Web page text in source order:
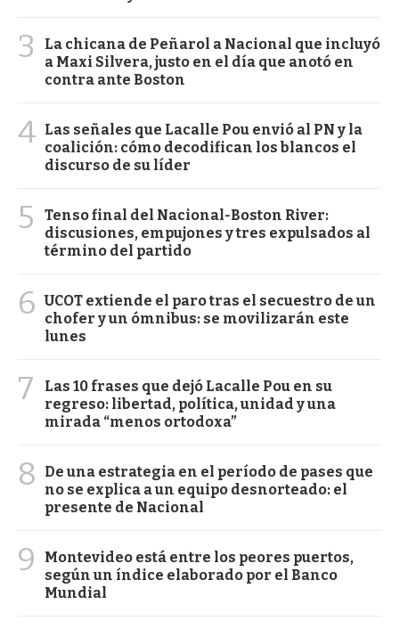
3
La chicana de Peñarol a Nacional que incluyó
a Maxi Silvera, justo en el día que anotó en
contra ante Boston
4 Las señales que Lacalle Pou envió al PN y la
coalición: cómo decodifican los blancos el
discurso de su líder
5
Tenso final del Nacional-Boston River:
discusiones, empujones y tres expulsados al
término del partido
6 UCOT extiende el paro tras el secuestro de un
chofer y un ómnibus: se movilizarán este
lunes
7
Las 10 frases que dejó Lacalle Pou en su
regreso: libertad, política, unidad y una
mirada “menos ortodoxa”
8
De una estrategia en el período de pases que
no se explica a un equipo desnorteado: el
presente de Nacional
9
Montevideo está entre los peores puertos,
según un índice elaborado por el Banco
Mundial